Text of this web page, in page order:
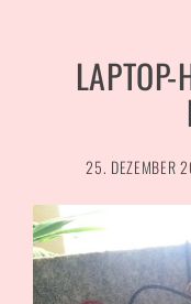
25. DEZEMBER